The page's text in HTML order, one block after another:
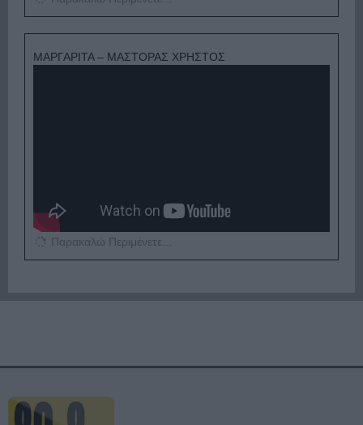
ΜΑΡΓΑΡΙΤΑ – ΜΑΣΤΟΡΑΣ ΧΡΗΣΤΟΣ
Παρακαλώ Περιμένετε...